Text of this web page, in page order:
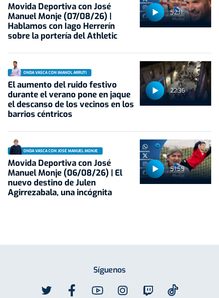
52:11
Movida Deportiva con José
Manuel Monje (07/08/26) |
Hablamos con Iago Herrerín
sobre la portería del Athletic
22:36
ONDA VASCA CON IMANOL ARRUTI
El aumento del ruido festivo
durante el verano pone en jaque
el descanso de los vecinos en los
barrios céntricos
51:59
ONDA VASCA CON JOSÉ MANUEL MONJE
Movida Deportiva con José
Manuel Monje (06/08/26) | El
nuevo destino de Julen
Agirrezabala, una incógnita
Síguenos